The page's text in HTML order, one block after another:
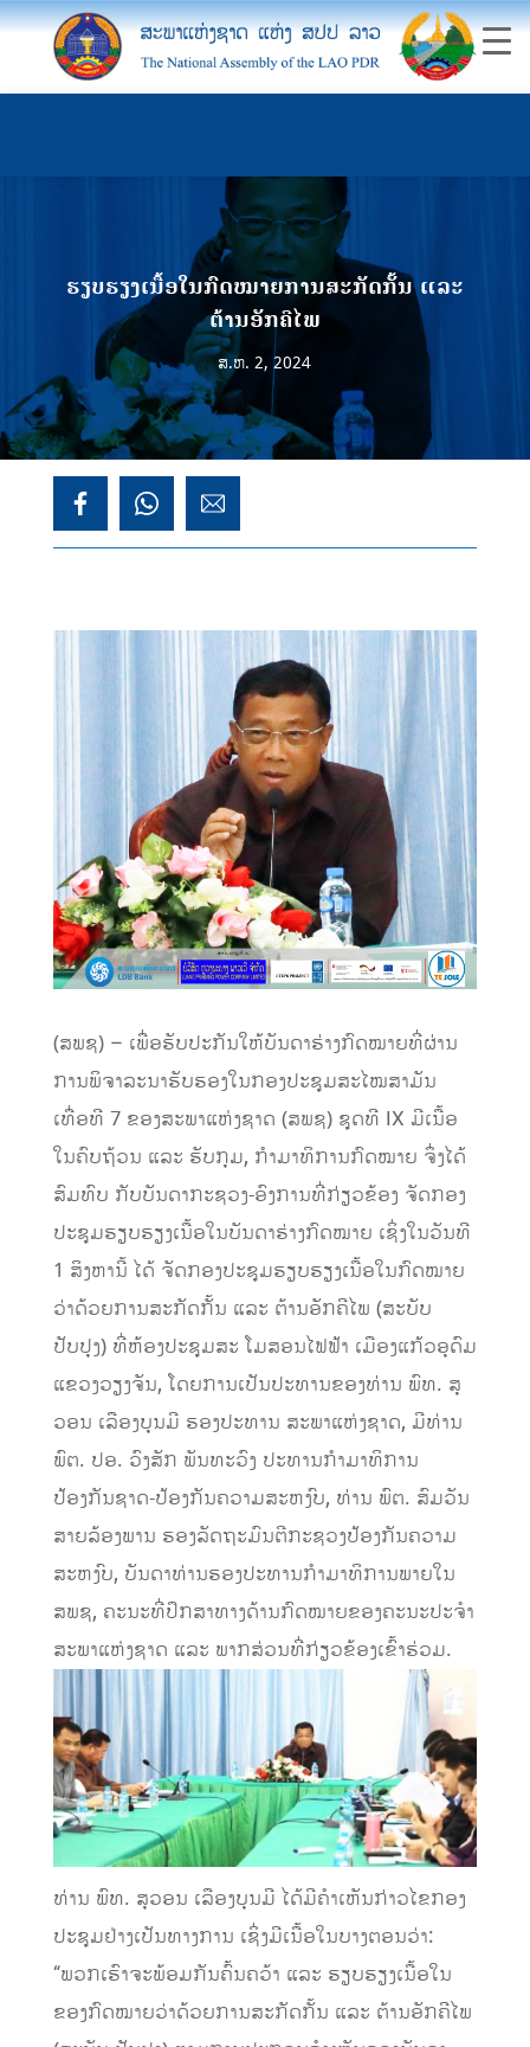
ຮຽບຮຽງເນື້ອໃນກົດໝາຍການສະກັດກັ້ນ ແລະ
ຕ້ານອັກຄີໄພ
ສ.ຫ. 2, 2024
(ສພຊ) – ເພື່ອຮັບປະກັນໃຫ້ບັນດາຮ່າງກົດໝາຍທີ່ຜ່ານ
ການພິຈາລະນາຮັບຮອງໃນກອງປະຊຸມສະໄໝສາມັນ
ເທື່ອທີ 7 ຂອງສະພາແຫ່ງຊາດ (ສພຊ) ຊຸດທີ IX ມີເນື້ອ
ໃນຄົບຖ້ວນ ແລະ ຮັບກຸມ, ກໍາມາທິການກົດໝາຍ ຈຶ່ງໄດ້
ສົມທົບ ກັບບັນດາກະຊວງ-ອົງການທີ່ກ່ຽວຂ້ອງ ຈັດກອງ
ປະຊຸມຮຽບຮຽງເນື້ອໃນບັນດາຮ່າງກົດໝາຍ ເຊິ່ງໃນວັນທີ
1 ສິງຫານີ້ ໄດ້ ຈັດກອງປະຊຸມຮຽບຮຽງເນື້ອໃນກົດໝາຍ
ວ່າດ້ວຍການສະກັດກັ້ນ ແລະ ຕ້ານອັກຄີໄພ (ສະບັບ
ປັບປຸງ) ທີ່ຫ້ອງປະຊຸມສະ ໂມສອນໄຟຟ້າ ເມືອງແກ້ວອຸດົມ
ແຂວງວຽງຈັນ, ໂດຍການເປັນປະທານຂອງທ່ານ ພົທ. ສຸ
ວອນ ເລືອງບຸນມີ ຮອງປະທານ ສະພາແຫ່ງຊາດ, ມີທ່ານ
ພົຕ. ປອ. ວົງສັກ ພັນທະວົງ ປະທານກໍາມາທິການ
ປ້ອງກັນຊາດ-ປ້ອງກັນຄວາມສະຫງົບ, ທ່ານ ພົຕ. ສົມວັນ
ສາຍລ້ອງພານ ຮອງລັດຖະມົນຕີກະຊວງປ້ອງກັນຄວາມ
ສະຫງົບ, ບັນດາທ່ານຮອງປະທານກຳມາທິການພາຍໃນ
ສພຊ, ຄະນະທີ່ປຶກສາທາງດ້ານກົດໝາຍຂອງຄະນະປະຈໍາ
ສະພາແຫ່ງຊາດ ແລະ ພາກສ່ວນທີ່ກ່ຽວຂ້ອງເຂົ້າຮ່ວມ.
ທ່ານ ພົທ. ສຸວອນ ເລືອງບຸນມີ ໄດ້ມີຄໍາເຫັນກ່າວໄຂກອງ
ປະຊຸມຢ່າງເປັນທາງການ ເຊິ່ງມີເນື້ອໃນບາງຕອນວ່າ:
“ພວກເຮົາຈະພ້ອມກັນຄົ້ນຄວ້າ ແລະ ຮຽບຮຽງເນື້ອໃນ
ຂອງກົດໝາຍວ່າດ້ວຍການສະກັດກັ້ນ ແລະ ຕ້ານອັກຄີໄພ